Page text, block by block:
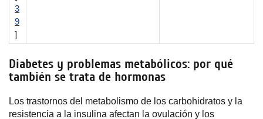
3
9
]
Diabetes y problemas metabólicos: por qué
también se trata de hormonas
Los trastornos del metabolismo de los carbohidratos y la
resistencia a la insulina afectan la ovulación y los